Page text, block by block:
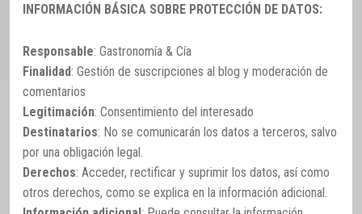
INFORMACIÓN BÁSICA SOBRE PROTECCIÓN DE DATOS:
Responsable: Gastronomía & Cía
Finalidad: Gestión de suscripciones al blog y moderación de
comentarios
Legitimación: Consentimiento del interesado
Destinatarios: No se comunicarán los datos a terceros, salvo
por una obligación legal.
Derechos: Acceder, rectificar y suprimir los datos, así como
otros derechos, como se explica en la información adicional.